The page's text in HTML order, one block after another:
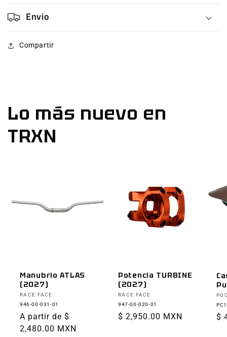
Black
Assy
Envio
Compartir
Lo más nuevo en
TRXN
Manubrio ATLAS
(2027)
Proveedor:
RACE FACE
946-00-031-01
Precio
habitual
A partir de $
2,480.00 MXN
Potencia TURBINE
(2027)
Proveedor:
RACE FACE
947-00-020-01
Precio
$ 2,950.00 MXN $